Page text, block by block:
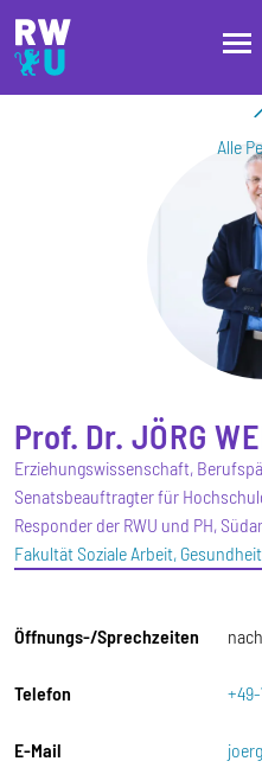
Direkt zum Inhalt
Direkt zur Hauptnavigation
Direkt zum Fußbereich
Alle
Prof. Dr. JÖRG
Erziehungswissenschaft,
Senatsbeauftragter für
Responder der RWU und PH,
Fakultät Soziale Arbeit,
Öffnungs-/Sprechzeiten
Telefon
E-Mail